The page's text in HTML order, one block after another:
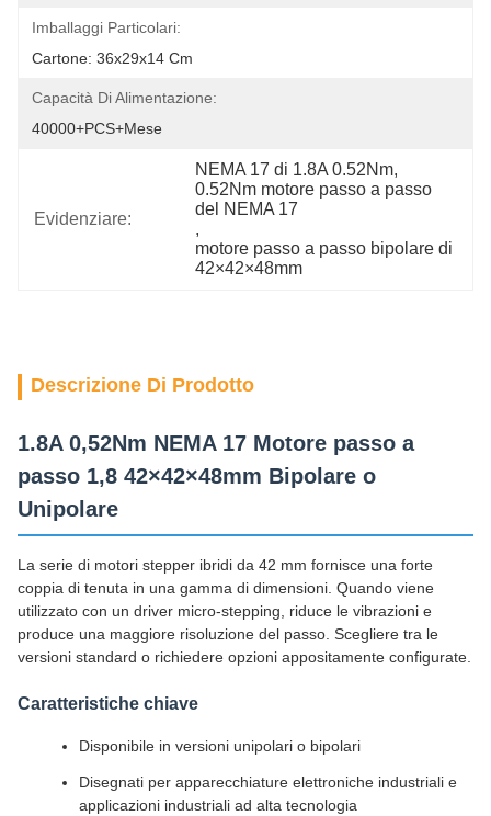
Imballaggi Particolari:
Cartone: 36x29x14 Cm
Capacità Di Alimentazione:
40000+PCS+Mese
Evidenziare:
NEMA 17 di 1.8A 0.52Nm,
0.52Nm motore passo a passo
del NEMA 17
,
motore passo a passo bipolare di
42×42×48mm
Descrizione Di Prodotto
1.8A 0,52Nm NEMA 17 Motore passo a
passo 1,8 42×42×48mm Bipolare o
Unipolare
La serie di motori stepper ibridi da 42 mm fornisce una forte
coppia di tenuta in una gamma di dimensioni. Quando viene
utilizzato con un driver micro-stepping, riduce le vibrazioni e
produce una maggiore risoluzione del passo. Scegliere tra le
versioni standard o richiedere opzioni appositamente configurate.
Caratteristiche chiave
Disponibile in versioni unipolari o bipolari
Disegnati per apparecchiature elettroniche industriali e
applicazioni industriali ad alta tecnologia